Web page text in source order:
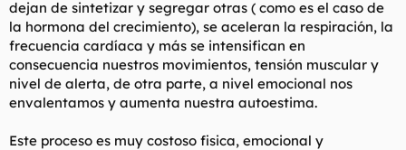
dejan de sintetizar y segregar otras ( como es el caso de
la hormona del crecimiento), se aceleran la respiración, la
frecuencia cardíaca y más se intensifican en
consecuencia nuestros movimientos, tensión muscular y
nivel de alerta, de otra parte, a nivel emocional nos
envalentamos y aumenta nuestra autoestima.
Este proceso es muy costoso fisica, emocional y